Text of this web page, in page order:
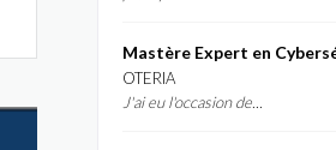
OTERIA
J'ai eu l'occasion de...